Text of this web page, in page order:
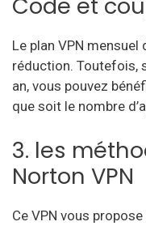
Le plan VPN mensuel
réduction. Toutefois,
an, vous pouvez
que soit le nombre
3. les
Norton VPN
Ce VPN vous